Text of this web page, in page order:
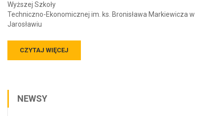
Wyższej Szkoły
Techniczno-Ekonomicznej im. ks. Bronisława Markiewicza w
Jarosławiu
CZYTAJ WIĘCEJ
NEWSY